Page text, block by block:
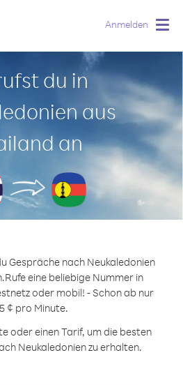
Anmelden
du in
aus
an
Gespräche nach Neukaledonien
Rufe eine beliebige Nummer in
oder mobil! - Schon ab nur
¢ pro Minute.
oder einen Tarif, um die besten
Neukaledonien zu erhalten.